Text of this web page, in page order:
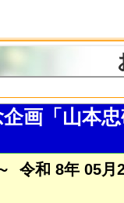
画「山本
令和 8年 05月